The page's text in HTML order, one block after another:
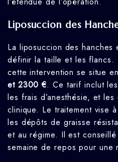
Liposuccion des
La liposuccion des
définir la taille et les flancs.
cette intervention se situe
et 2300 €. Ce tarif inclut
les frais d’anesthésie, et
clinique. Le traitement vise
les dépôts de graisse
et au régime. Il est
semaine de repos pour une